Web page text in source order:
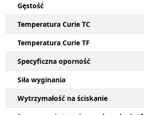
Gęstość
Temperatura Curie TC
Temperatura Curie TF
Specyficzna oporność
Siła wyginania
Wytrzymałość na ściskanie